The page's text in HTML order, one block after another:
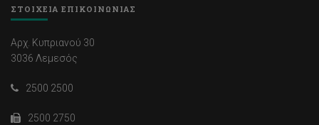
ΣΤΟΙΧΕΙΑ ΕΠΙΚΟΙΝΩΝΙΑΣ
Αρχ. Κυπριανού 30
3036 Λεμεσός
2500 2500
2500 2750